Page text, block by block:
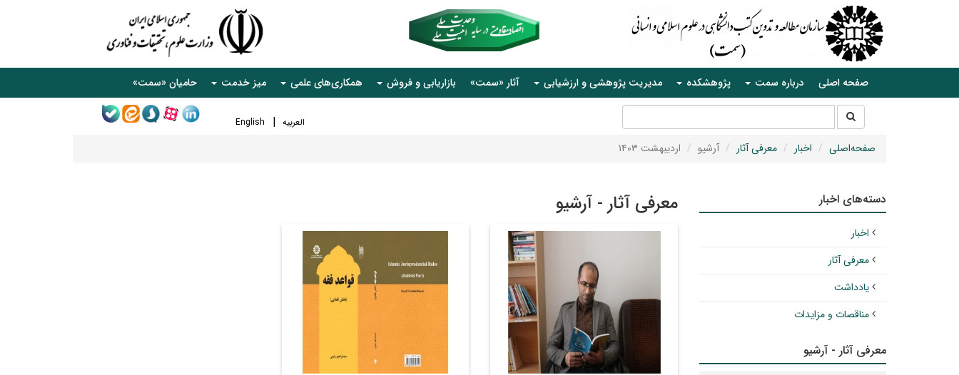
صفحه اصلی درباره سمت پژوهشکده مدیریت پژوهشی و ارزشیابی آثار «سمت» بازاریابی و فروش همکاری‌های علمی میز خدمت حامیان «سمت»
العربیه English جستجو
در
سایتصفحه‌اصلی اخبار معرفی آثار آرشیو اردیبهشت ۱۴۰۳
معرفی آثار - آرشیو دسته‌های اخبار
اخبار
معرفی آثار
یادداشت
مناقصات و مزایدات
معرفی آثار - آرشیو